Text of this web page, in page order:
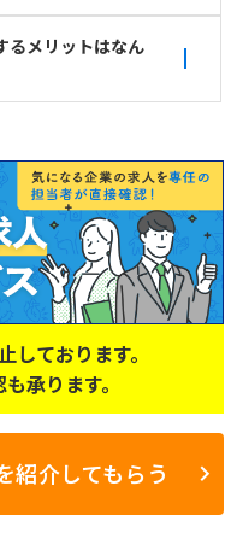
るメリットはなん
しております。
承ります。
紹介してもらう